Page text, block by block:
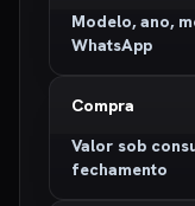
Modelo, ano,
WhatsApp
Compra
Valor sob
fechamento